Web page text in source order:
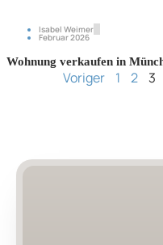
Isabel Weimer
Februar 2026
Wohnung verkaufen in
Voriger 1 2 3